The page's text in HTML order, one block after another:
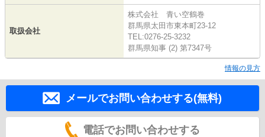
取扱会社
株式会社 青い空鶴巻
群馬県太田市東本町23-12
TEL:0276-25-3232
群馬県知事 (2) 第7347号
情報の見方
メールでお問い合わせする(無料)
電話でお問い合わせする